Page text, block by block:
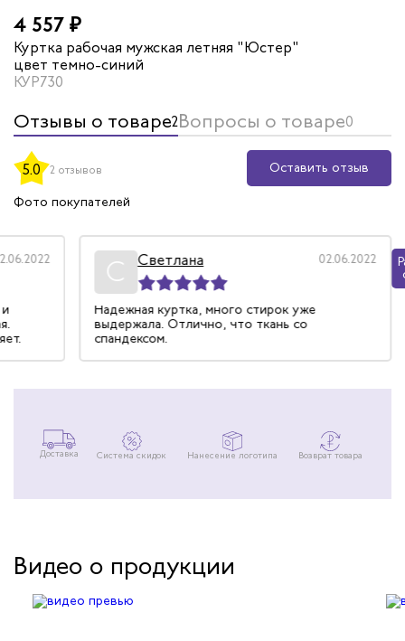
4 557 ₽
Куртка рабочая мужская летняя "Юстер"
цвет темно-синий
КУР730
Отзывы о товаре2Вопросы о товаре0
5.0 2 отзывов
Оставить отзыв
Фото покупателей
С Светлана 02.06.2022
Надежная куртка, много стирок уже
выдержала. Отлично, что ткань со
спандексом.
Доставка Система скидок Нанесение логотипа Возврат товара
Видео о продукции